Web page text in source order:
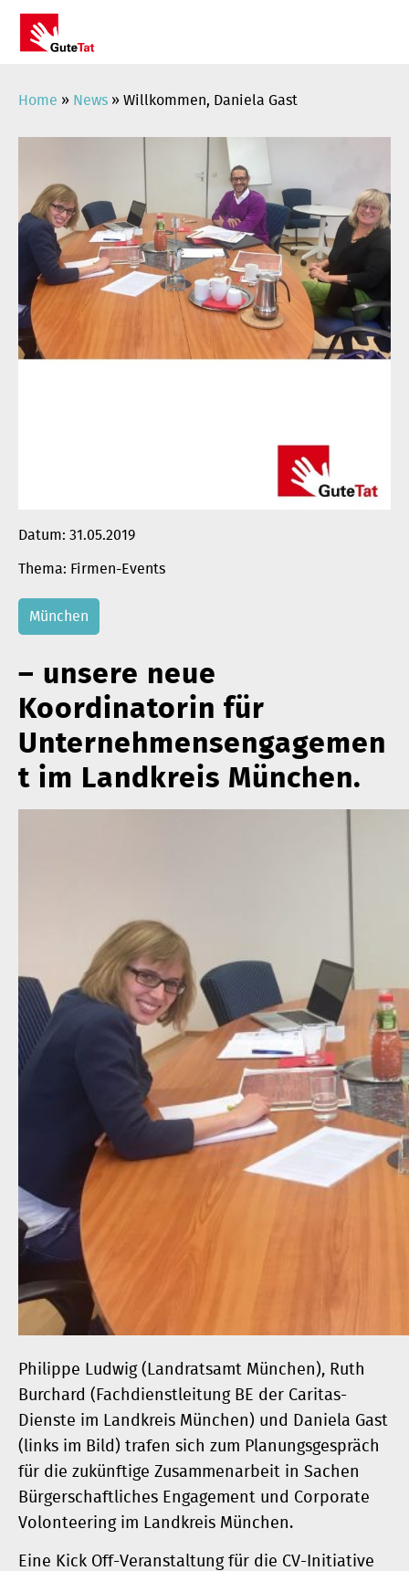
springen
Home » News » Willkommen, Daniela Gast
Datum: 31.05.2019
Firmen-Events
München
– unsere neue
Koordinatorin für
Unternehmensengagemen
t im Landkreis München.
Philippe Ludwig (Landratsamt München), Ruth
Burchard (Fachdienstleitung BE der Caritas-
Dienste im Landkreis München) und Daniela Gast
(links im Bild) trafen sich zum Planungsgespräch
für die zukünftige Zusammenarbeit in Sachen
Bürgerschaftliches Engagement und Corporate
Volonteering im Landkreis München.
Eine Kick Off-Veranstaltung für die CV-Initiative